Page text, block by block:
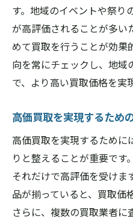
す。地域のイベントや祭り
が高評価されることが多い
めて買取を行うことが効果
向を常にチェックし、地域
で、より高い買取価格を実
高価買取を実現するため
高価買取を実現するために
りと整えることが重要です
それだけで高評価を受けま
品が揃っていると、買取価
さらに、複数の買取業者に